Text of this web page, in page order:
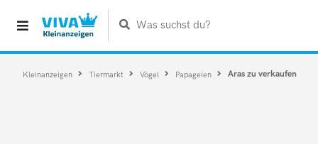
Was suchst du?
Kleinanzeigen Tiermarkt Vögel Papageien Aras zu verkaufen